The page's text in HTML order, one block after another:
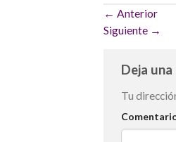
← Anterior
Siguiente →
Deja
Tu